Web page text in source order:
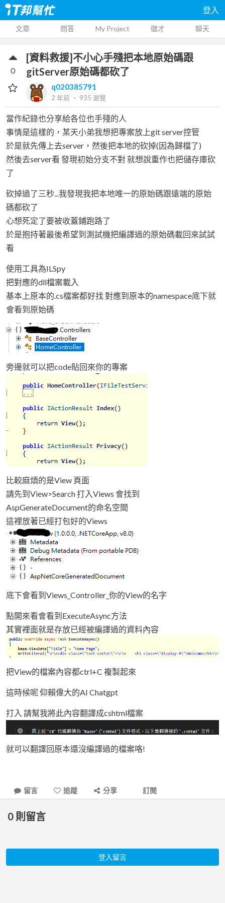
登入
文章 問答 My Project 徵才 聊天
[資料救援]不小心手殘把本地原始碼跟
gitServer原始碼都砍了
q020385791
2 年前 ‧ 935 瀏覽
0
當作紀錄也分享給各位也手殘的人
事情是這樣的，某天小弟我想把專案放上git server控管
於是就先傳上去server，然後把本地的砍掉(因為歸檔了)
然後去server看 發現初始分支不對 就想說重作也把儲存庫砍
了
砍掉過了三秒...我發現我把本地唯一的原始碼跟遠端的原始
碼都砍了
心想死定了要被收蓋鋪跑路了
於是抱持著最後希望到測試機把編譯過的原始碼載回來試試
看
使用工具為ILSpy
把對應的dll檔案載入
基本上原本的.cs檔案都好找 對應到原本的namespace底下就
會看到原始碼
旁邊就可以把code貼回來你的專案
比較麻煩的是View 頁面
請先到View>Search 打入Views 會找到
AspGenerateDocument的命名空間
這裡放著已經打包好的Views
底下會看到Views_Controller_你的View的名字
點開來看會看到ExecuteAsync方法
其實裡面就是存放已經被編譯過的資料內容
把View的檔案內容都ctrl+C 複製起來
這時候呢 仰賴偉大的AI Chatgpt
打入 請幫我將此內容翻譯成cshtml檔案
就可以翻譯回原本還沒編譯過的檔案咯!
留言 追蹤 分享 訂閱
0 則留言
登入留言